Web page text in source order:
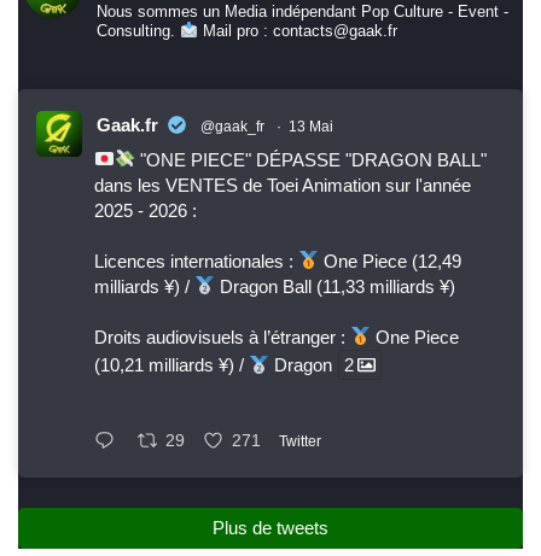
Nous sommes un Media indépendant Pop Culture - Event -
Consulting.
Mail pro : contacts@gaak.fr
Gaak.fr @gaak_fr · 13 Mai
"ONE PIECE" DÉPASSE "DRAGON BALL"
dans les VENTES de Toei Animation sur l'année
2025 - 2026 :
Licences internationales :
One Piece (12,49
milliards ¥) /
Dragon Ball (11,33 milliards ¥)
Droits audiovisuels à l’étranger :
One Piece
(10,21 milliards ¥) /
Dragon 2
29 271 Twitter
Plus de tweets